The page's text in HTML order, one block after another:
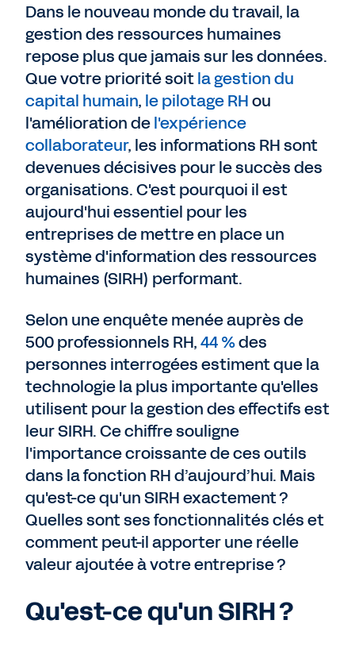
Dans le nouveau monde du travail, la
gestion des ressources humaines
repose plus que jamais sur les données.
Que votre priorité soitla gestion du
capital humain, le pilotage RHou
l'amélioration del'expérience
collaborateur, les informations RH sont
devenues décisives pour le succès des
organisations. C'est pourquoi il est
aujourd'hui essentiel pour les
entreprises de mettre en place un
système d'information des ressources
humaines (SIRH) performant.
Selon une enquête menée auprès de
500 professionnels RH,44 %des
personnes interrogées estiment que la
technologie la plus importante qu'elles
utilisent pour la gestion des effectifs est
leur SIRH. Ce chiffre souligne
l'importance croissante de ces outils
dans la fonction RH d’aujourd’hui. Mais
qu'est-ce qu'un SIRH exactement ?
Quelles sont ses fonctionnalités clés et
comment peut-il apporter une réelle
valeur ajoutée à votre entreprise ?
Qu'est-ce qu'un SIRH ?